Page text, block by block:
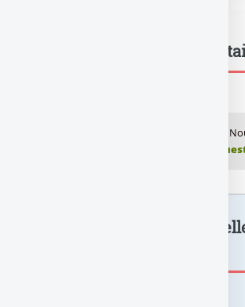
Une question, un
💬 Réagir à cet article Produits financiers :
votre commentaire ou posez votre
Produits financiers :